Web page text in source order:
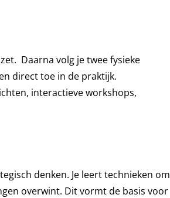
Daarna volg je twee fysieke
direct toe in de praktijk.
interactieve workshops,
denken. Je leert technieken om
overwint. Dit vormt de basis voor